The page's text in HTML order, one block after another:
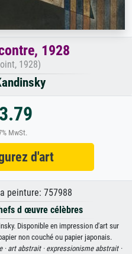
1928
1928)
MwSt.
d'art
peinture: 757988
d œuvre célèbres
Disponible en impression d'art sur
non couché ou papier japonais.
· art abstrait · expressionisme abstrait ·